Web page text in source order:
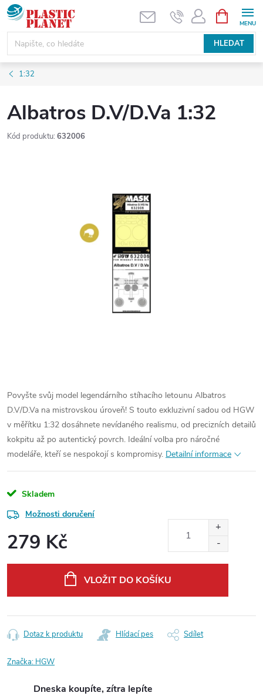
Přejít
na
obsah
HLEDAT
NÁKUPNÍ
KOŠÍK
1:32
Albatros D.V/D.Va 1:32
Kód produktu: 632006
Povyšte svůj model legendárního stíhacího letounu Albatros
D.V/D.Va na mistrovskou úroveň! S touto exkluzivní sadou od HGW
v měřítku 1:32 dosáhnete nevídaného realismu, od precizních detailů
kokpitu až po autentický povrch. Ideální volba pro náročné
modeláře, kteří se nespokojí s kompromisy. Detailní informace
Skladem
Možnosti doručení
279 Kč
VLOŽIT DO KOŠÍKU
Dotaz k produktu Hlídací pes Sdílet
Značka: HGW
Dneska koupíte, zítra lepíte